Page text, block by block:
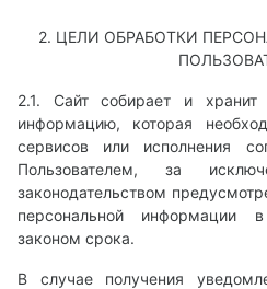
2. ЦЕЛИ ОБРАБОТКИ
2.1. Сайт собирает и хранит
информацию, которая
сервисов или исполнения
Пользователем, за
законодательством
персональной информации
законом срока.
В случае получения